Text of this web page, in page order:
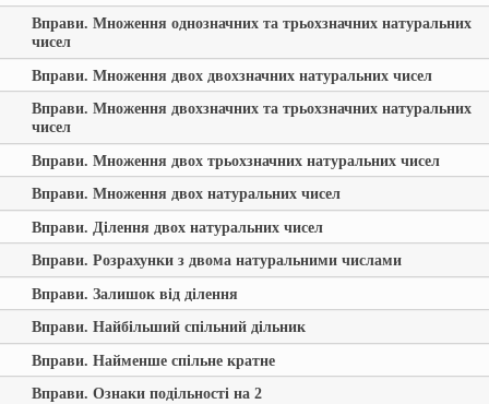
Вправи. Множення однозначних та трьохзначних натуральних
чисел
Вправи. Множення двох двохзначних натуральних чисел
Вправи. Множення двохзначних та трьохзначних натуральних
чисел
Вправи. Множення двох трьохзначних натуральних чисел
Вправи. Множення двох натуральних чисел
Вправи. Ділення двох натуральних чисел
Вправи. Розрахунки з двома натуральними числами
Вправи. Залишок від ділення
Вправи. Найбільший спільний дільник
Вправи. Найменше спільне кратне
Вправи. Ознаки подільності на 2